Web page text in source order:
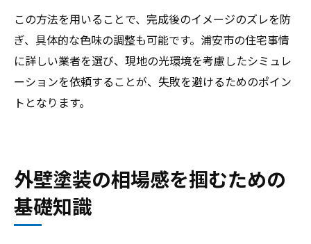
この方法を用いることで、完成後のイメージのズレを防
ぎ、具体的な色味の調整も可能です。浦安市の住宅事情
に詳しい業者を選び、現地の光環境を考慮したシミュレ
ーションを依頼することが、失敗を避けるためのポイン
トとなります。
外壁塗装の相場感を掴むための
基礎知識